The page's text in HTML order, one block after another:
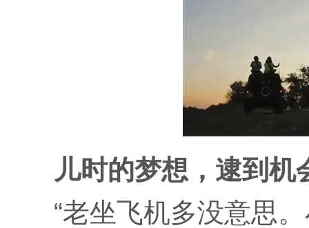
儿时的梦想，逮到机
“老坐飞机多没意思。